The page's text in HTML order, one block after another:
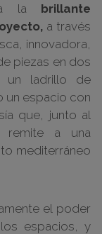
la brillante
a través
innovadora,
piezas en dos
un ladrillo de
un espacio con
que, junto al
remite a una
mediterráneo
el poder
espacios, y